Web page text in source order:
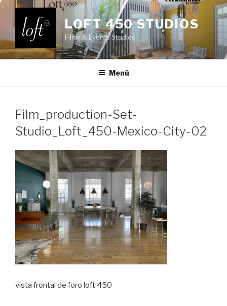
Saltar
contenido
LOFT 450 STUDIOS
Films & Events Studios
Menú
Film_production-Set-
Studio_Loft_450-Mexico-City-02
vista frontal de foro loft 450